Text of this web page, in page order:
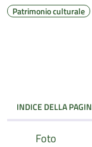
Patrimonio culturale
INDICE DELLA
Foto